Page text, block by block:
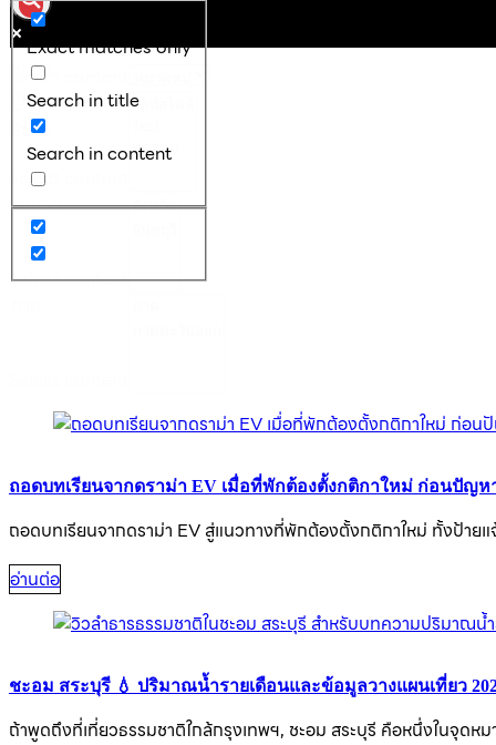
Exact matches only
Search in title
Search in content
หมวด
หมู่
Select content
Life
Style
Select content
จังหวัด
Select content
ถอดบทเรียนจากดราม่า EV เมื่อที่พักต้องตั้งกติกาใหม่ ก่อนปัญห
ถอดบทเรียนจากดราม่า EV สู่แนวทางที่พักต้องตั้งกติกาใหม่ ทั้งป้ายแ
อ่านต่อ
ชะอม สระบุรี 💧 ปริมาณน้ำรายเดือนและข้อมูลวางแผนเที่ยว
ถ้าพูดถึงที่เที่ยวธรรมชาติใกล้กรุงเทพฯ, ชะอม สระบุรี คือหนึ่งในจุด